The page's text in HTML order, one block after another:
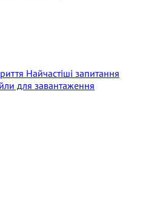
Найчастіші запитання
для завантаження